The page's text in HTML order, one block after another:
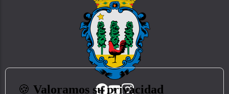
🍪 Valoramos su privacidad